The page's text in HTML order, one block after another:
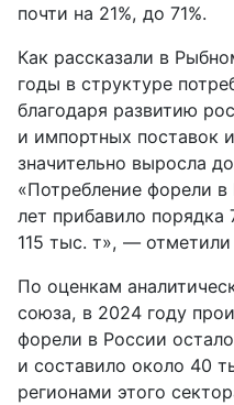
почти на 21%, до 71%.
Как рассказали в
годы в структуре
благодаря развитию
и импортных поставок
значительно выросла
«Потребление форели в
лет прибавило порядка
115 тыс. т», — отметили
По оценкам
союза, в 2024 году
форели в России
и составило около 40
регионами этого